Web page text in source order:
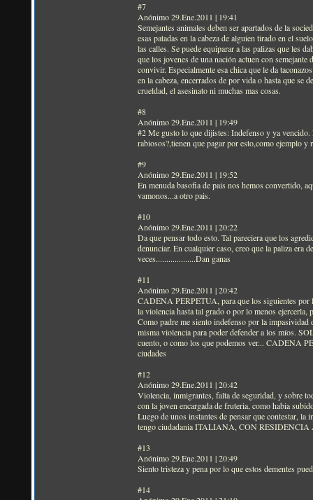
#7
Anónimo 29.Ene.2011 | 19:41
Semejantes animales deben ser apartados de la
esas patadas en la cabeza de alguien tirado en el
las calles. Se puede equiparar a las palizas que les
que los jovenes de una nación actuen con
convivir. Especialmente esa chica que le da
en la cabeza, encerrados de por vida o hasta que se
crueldad, el asesinato ni muchas mas cosas.
#8
Anónimo 29.Ene.2011 | 19:49
#2 Me gusto lo que dijistes: Indefenso y ya vencido.
rabiosos?,tienen que pagar por esto,como ejemplo y
#9
Anónimo 29.Ene.2011 | 19:52
En menuda basofia de pais nos hemos convertido,
vamonos...a otro pais.
#10
Anónimo 29.Ene.2011 | 20:22
Da que pensar todo esto. Tal pareciera que los
denunciar. En cualquier caso, creo que la paliza era
veces...................Dan ganas
#11
Anónimo 29.Ene.2011 | 20:42
CADENA PERPETUA, para que los siguientes por
la violencia hasta tal grado o por lo menos ejercerla,
Como padre me siento indefenso por la
misma violencia para poder defender a los míos.
cuento, o como los que podemos ver... CADENA
ciudades
#12
Anónimo 29.Ene.2011 | 20:42
Violencia, inmigrantes, falta de seguridad, y sobre
con la joven encargada de fruteria, como habia
Luego de unos instantes de pensar que contestar,
tengo ciudadania ITALIANA, CON RESIDENCIA
#13
Anónimo 29.Ene.2011 | 20:49
Siento tristeza y pena por lo que estos dementes
#14